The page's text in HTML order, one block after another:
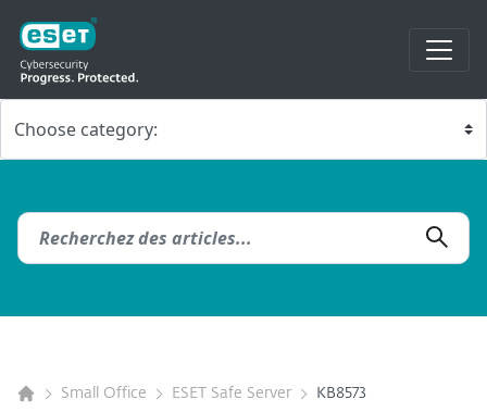
Small Office ESET Safe Server KB8573